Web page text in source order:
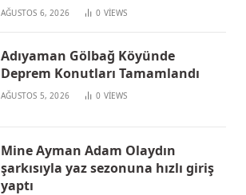
AĞUSTOS 6, 2026 0 VIEWS
Adıyaman Gölbağ Köyünde
Deprem Konutları Tamamlandı
AĞUSTOS 5, 2026 0 VIEWS
Mine Ayman Adam Olaydın
şarkısıyla yaz sezonuna hızlı giriş
yaptı